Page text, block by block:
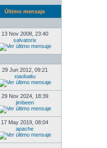
Último mensaje
13 Nov 2008, 23:40
salvatorix
29 Jun 2012, 09:21
xiaobaitu
29 Nov 2024, 18:39
jimbeen
17 May 2019, 08:04
apache